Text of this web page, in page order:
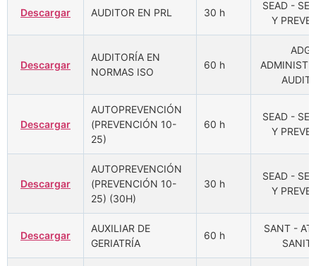
Descargar AUDITOR EN PRL 30 h
SEAD -
Y
Descargar
AUDITORÍA EN
NORMAS ISO
60 h
Descargar
AUTOPREVENCIÓN
(PREVENCIÓN 10-
25)
60 h
SEAD -
Y
Descargar
AUTOPREVENCIÓN
(PREVENCIÓN 10-
25) (30H)
30 h
SEAD -
Y
Descargar
AUXILIAR DE
GERIATRÍA
60 h
SANT -